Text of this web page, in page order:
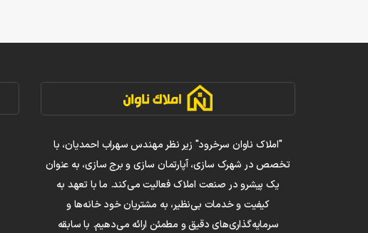
"املاک ناوان سرخرود" زیر نظر مهندس سهراب احمدیان، با
تخصص در شهرک سازی، آپارتمان سازی و برج سازی، به عنوان
یک پیشرو در صنعت املاک فعالیت می‌کند. ما با تعهد به
کیفیت و خدمات بی‌نظیر، به مشتریان خود خانه‌ها و
سرمایه‌گذاری‌های دقیق و مطمئن ارائه می‌دهیم. با سابقه